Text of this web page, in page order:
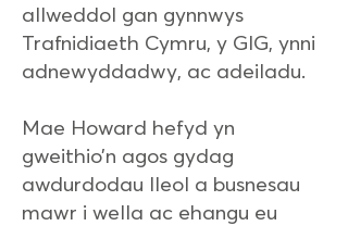
allweddol gan gynnwys
Trafnidiaeth Cymru, y GIG, ynni
adnewyddadwy, ac adeiladu.
Mae Howard hefyd yn
gweithio’n agos gydag
awdurdodau lleol a busnesau
mawr i wella ac ehangu eu